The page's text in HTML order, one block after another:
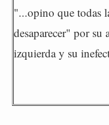
"...opino que todas
desaparecer" por su
izquierda y su